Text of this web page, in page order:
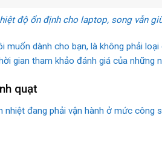
độ ổn định cho laptop, song vẫn
muốn dành cho bạn, là không phải
gian tham khảo đánh giá của
quạt
nhiệt đang phải vận hành ở mức